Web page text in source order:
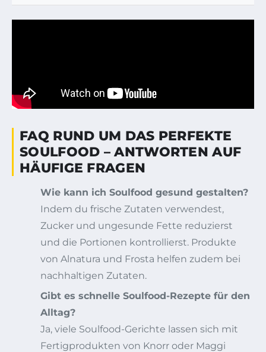
FAQ RUND UM DAS PERFEKTE
SOULFOOD – ANTWORTEN AUF
HÄUFIGE FRAGEN
Wie kann ich Soulfood gesund gestalten?
Indem du frische Zutaten verwendest,
Zucker und ungesunde Fette reduzierst
und die Portionen kontrollierst. Produkte
von Alnatura und Frosta helfen zudem bei
nachhaltigen Zutaten.
Gibt es schnelle Soulfood-Rezepte für den
Alltag?
Ja, viele Soulfood-Gerichte lassen sich mit
Fertigprodukten von Knorr oder Maggi